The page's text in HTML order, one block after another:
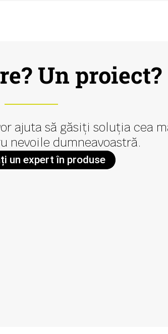
Un proiect?
ajuta să găsiți soluția cea
nevoile dumneavoastră.
un expert în produse